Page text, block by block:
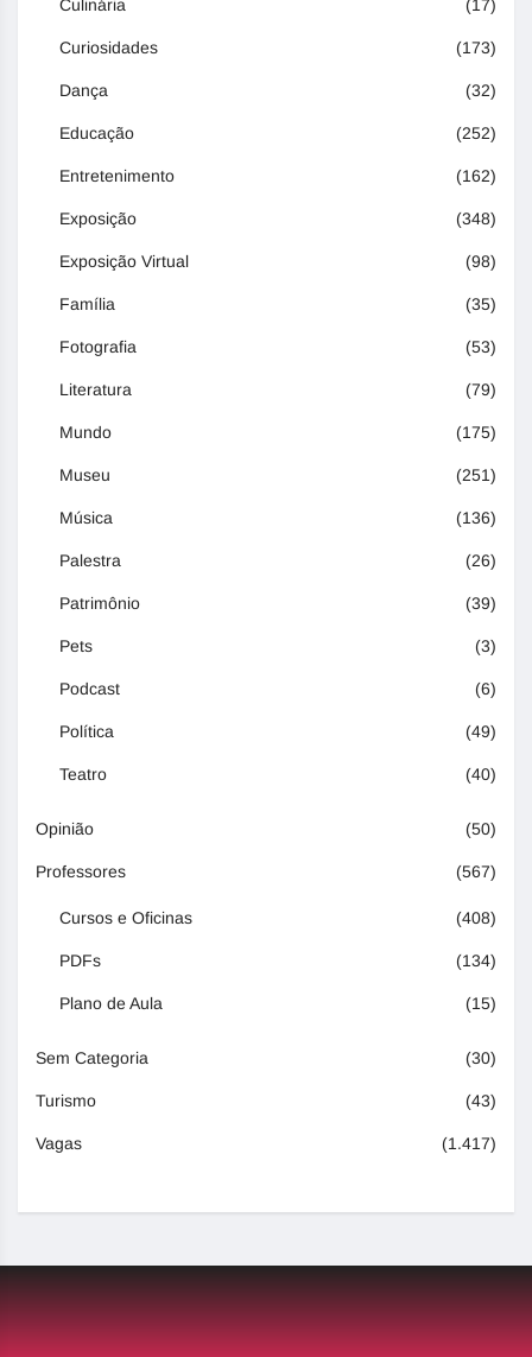
Culinária (17)
Curiosidades (173)
Dança (32)
Educação (252)
Entretenimento (162)
Exposição (348)
Exposição Virtual (98)
Família (35)
Fotografia (53)
Literatura (79)
Mundo (175)
Museu (251)
Música (136)
Palestra (26)
Patrimônio (39)
Pets (3)
Podcast (6)
Política (49)
Teatro (40)
Opinião (50)
Professores (567)
Cursos e Oficinas (408)
PDFs (134)
Plano de Aula (15)
Sem Categoria (30)
Turismo (43)
Vagas (1.417)